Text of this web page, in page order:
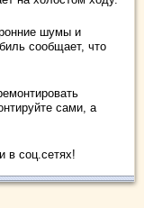
шумы и
сообщает, что
сами, а
в соц.сетях!